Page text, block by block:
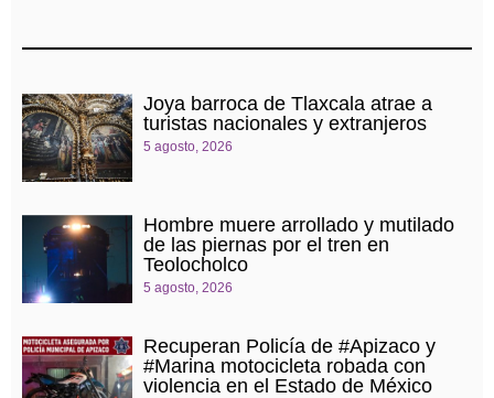
Joya barroca de Tlaxcala atrae a
turistas nacionales y extranjeros
5 agosto, 2026
Hombre muere arrollado y mutilado
de las piernas por el tren en
Teolocholco
5 agosto, 2026
Recuperan Policía de #Apizaco y
#Marina motocicleta robada con
violencia en el Estado de México